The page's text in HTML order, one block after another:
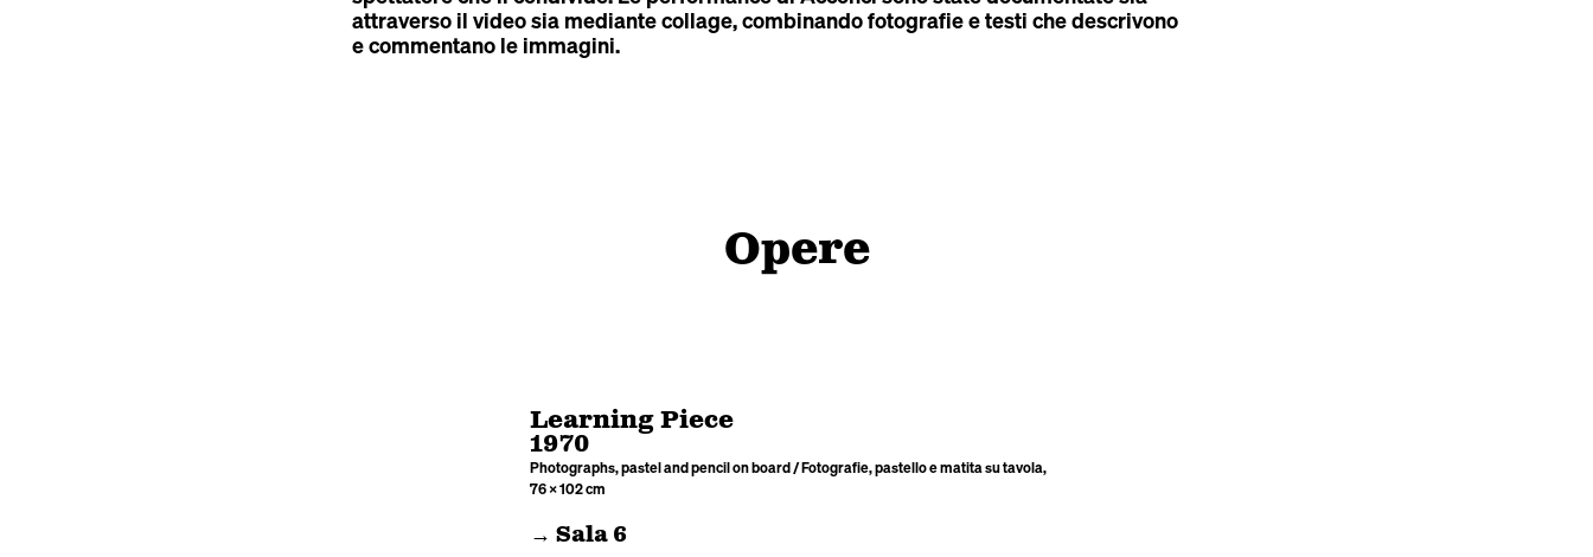
attraverso il video sia mediante collage, combinando fotografie e testi che descrivono
e commentano le immagini.
Opere
Learning Piece
1970
Photographs, pastel and pencil on board / Fotografie, pastello e matita su tavola,
76 × 102 cm
→ Sala 6